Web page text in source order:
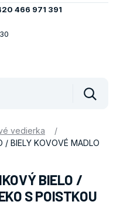
466 971 391
vedierka
/
/ BIELY KOVOVÉ MADLO
BIELO /
S POISTKOU